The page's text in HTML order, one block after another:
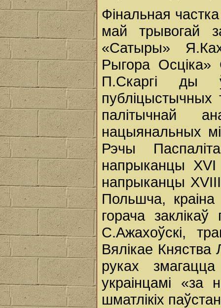
Фінальная
май трывогай
«Сатыры»
Рыгора Осціка»
П.Скаргі ды
палітычнай
нацыянальных
Рэчы
напрыканцы XVI
напрыканцы
Польшча,
горача
С.Ажахоўскі,
Вялікае Княства
руках
украінцамі
шматлікіх